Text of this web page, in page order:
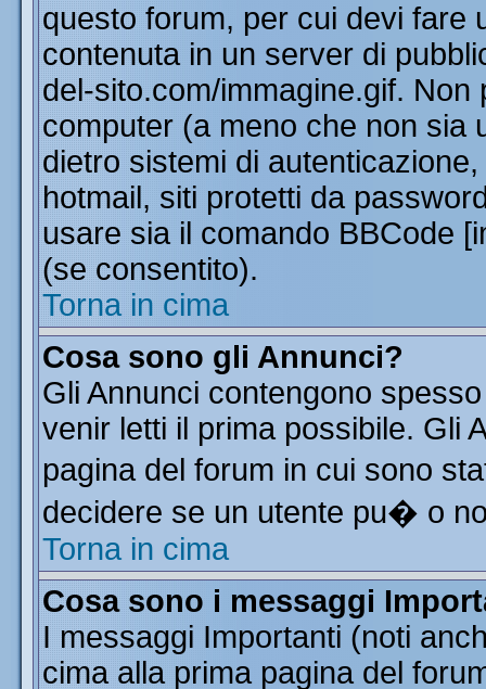
questo forum, per cui devi fare
contenuta in un server di
del-sito.com/immagine.gif.
computer (a meno che non sia
dietro sistemi di
hotmail, siti protetti da
usare sia il comando BBCode
(se consentito).
Torna in cima
Cosa sono gli Annunci?
Gli Annunci contengono
venir letti il prima possibile. Gli
pagina del forum in cui sono
decidere se un utente pu� o
Torna in cima
Cosa sono i messaggi
I messaggi Importanti (noti
cima alla prima pagina del